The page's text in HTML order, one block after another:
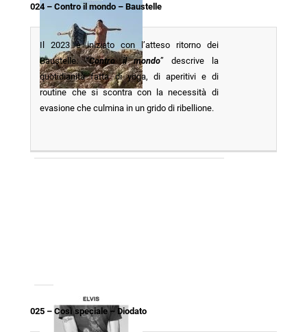
024 – Contro il mondo – Baustelle
Il 2023 è iniziato con l’atteso ritorno dei
Baustelle. “Contro il mondo” descrive la
quotidianità fatta di yoga, di aperitivi e di
routine che si scontra con la necessità di
evasione che culmina in un grido di ribellione.
025 – Così speciale – Diodato